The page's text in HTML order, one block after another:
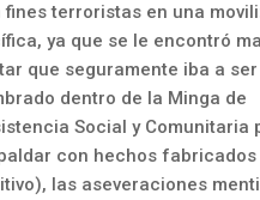
fines terroristas en una
ya que se le encontró
que seguramente iba a ser
dentro de la Minga de
Social y Comunitaria
con hechos
las aseveraciones